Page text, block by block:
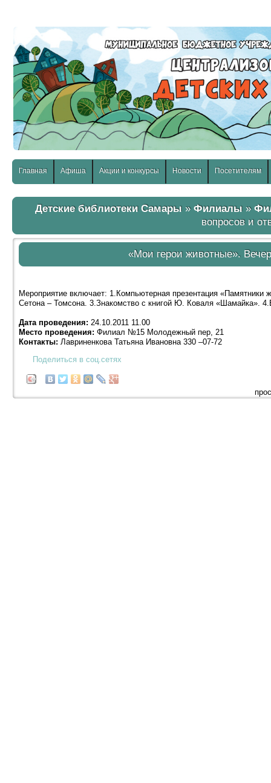
Главная Афиша Акции и конкурсы Новости Посетителям
Детские библиотеки Самары »Филиалы »
вопросов и
«Мои герои животные».
Мероприятие включает: 1.Компьютерная презентация
Сетона – Томсона. 3.Знакомство с книгой Ю. Коваля «Шамайка».
Дата проведения: 24.10.2011 11.00
Место проведения: Филиал №15 Молодежный пер, 21
Контакты: Лавриненкова Татьяна Ивановна 330 –07-72
Поделиться в соц.сетях